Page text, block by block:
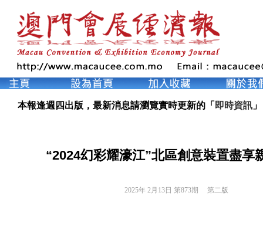
本報逢週四出版，最新消息請瀏覽實時更新的「 即時資訊 」
“2024幻彩耀濠江”北區創意裝置盡享
2025年 2月13日 第873期 第二版